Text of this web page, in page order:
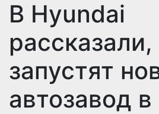
В Hyundai
рассказали,
запустят
автозавод